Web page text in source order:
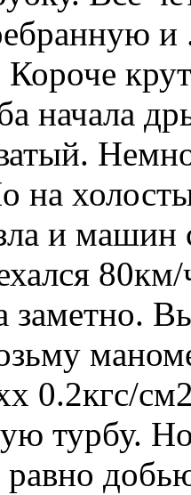
и
Короче
начала
на
и машин
заметно.
0.2кгс/
турбу.
равно